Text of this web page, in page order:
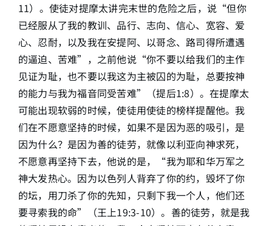
11）。使徒对提摩太讲完末世的危险之后，说“但你
已经服从了我的教训、品行、志向、信心、宽容、爱
心、忍耐，以及我在安提阿、以哥念、路司得所遭遇
的逼迫、苦难”，之前他说“你不要以给我们的主作
见证为耻，也不要以我这为主被囚的为耻，总要按神
的能力与我为福音同受苦难”（提后1:8）。在提摩太
可能出现软弱的时候，使徒用使徒的榜样提醒他。我
们在不愿意坚持的时候，如果不是因为恶的吸引，是
因为什么？是因为善的徒劳，就像以利亚向神求死，
不愿意再坚持下去，他说的是，“我为耶和华万军之
神大发热心。因为以色列人背弃了你的约，毁坏了你
的坛，用刀杀了你的先知，只剩下我一个人，他们还
要寻索我的命”（王上19:3-10）。善的徒劳，就是我